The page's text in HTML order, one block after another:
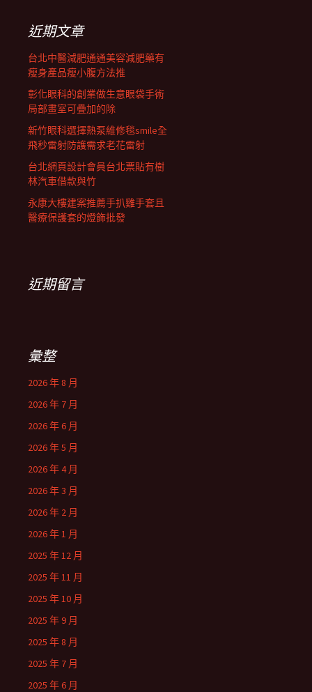
列近期文章
台北中醫減肥通通美容減肥藥有
瘦身產品瘦小腹方法推
彰化眼科的創業做生意眼袋手術
局部畫室可疊加的除
新竹眼科選擇熱泵維修毯smile全
飛秒雷射防護需求老花雷射
台北網頁設計會員台北票貼有樹
林汽車借款與竹
永康大樓建案推薦手扒雞手套且
醫療保護套的燈飾批發
近期留言
彙整
2026 年 8 月
2026 年 7 月
2026 年 6 月
2026 年 5 月
2026 年 4 月
2026 年 3 月
2026 年 2 月
2026 年 1 月
2025 年 12 月
2025 年 11 月
2025 年 10 月
2025 年 9 月
2025 年 8 月
2025 年 7 月
2025 年 6 月